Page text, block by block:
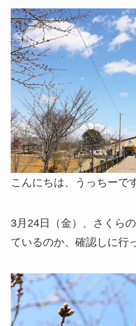
こんにちは、うっちーで
3月24日（金）、さくら
ているのか、確認しに行